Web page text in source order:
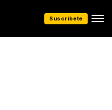
Suscríbete